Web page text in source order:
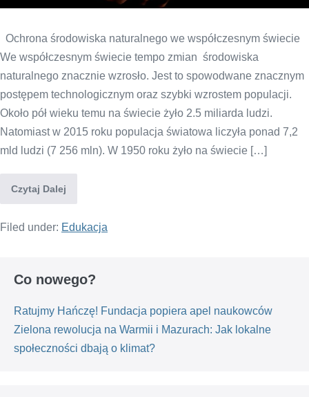
Ochrona środowiska naturalnego we współczesnym świecie
We współczesnym świecie tempo zmian środowiska
naturalnego znacznie wzrosło. Jest to spowodwane znacznym
postępem technologicznym oraz szybki wzrostem populacji.
Około pół wieku temu na świecie żyło 2.5 miliarda ludzi.
Natomiast w 2015 roku populacja światowa liczyła ponad 7,2
mld ludzi (7 256 mln). W 1950 roku żyło na świecie […]
Czytaj Dalej
Filed under: Edukacja
Co nowego?
Ratujmy Hańczę! Fundacja popiera apel naukowców
Zielona rewolucja na Warmii i Mazurach: Jak lokalne
społeczności dbają o klimat?